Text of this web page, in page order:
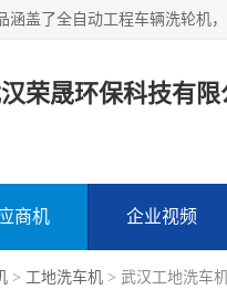
荣晟环保科技有限
商机 企业视频
> 工地洗车机 > 武汉工地洗车